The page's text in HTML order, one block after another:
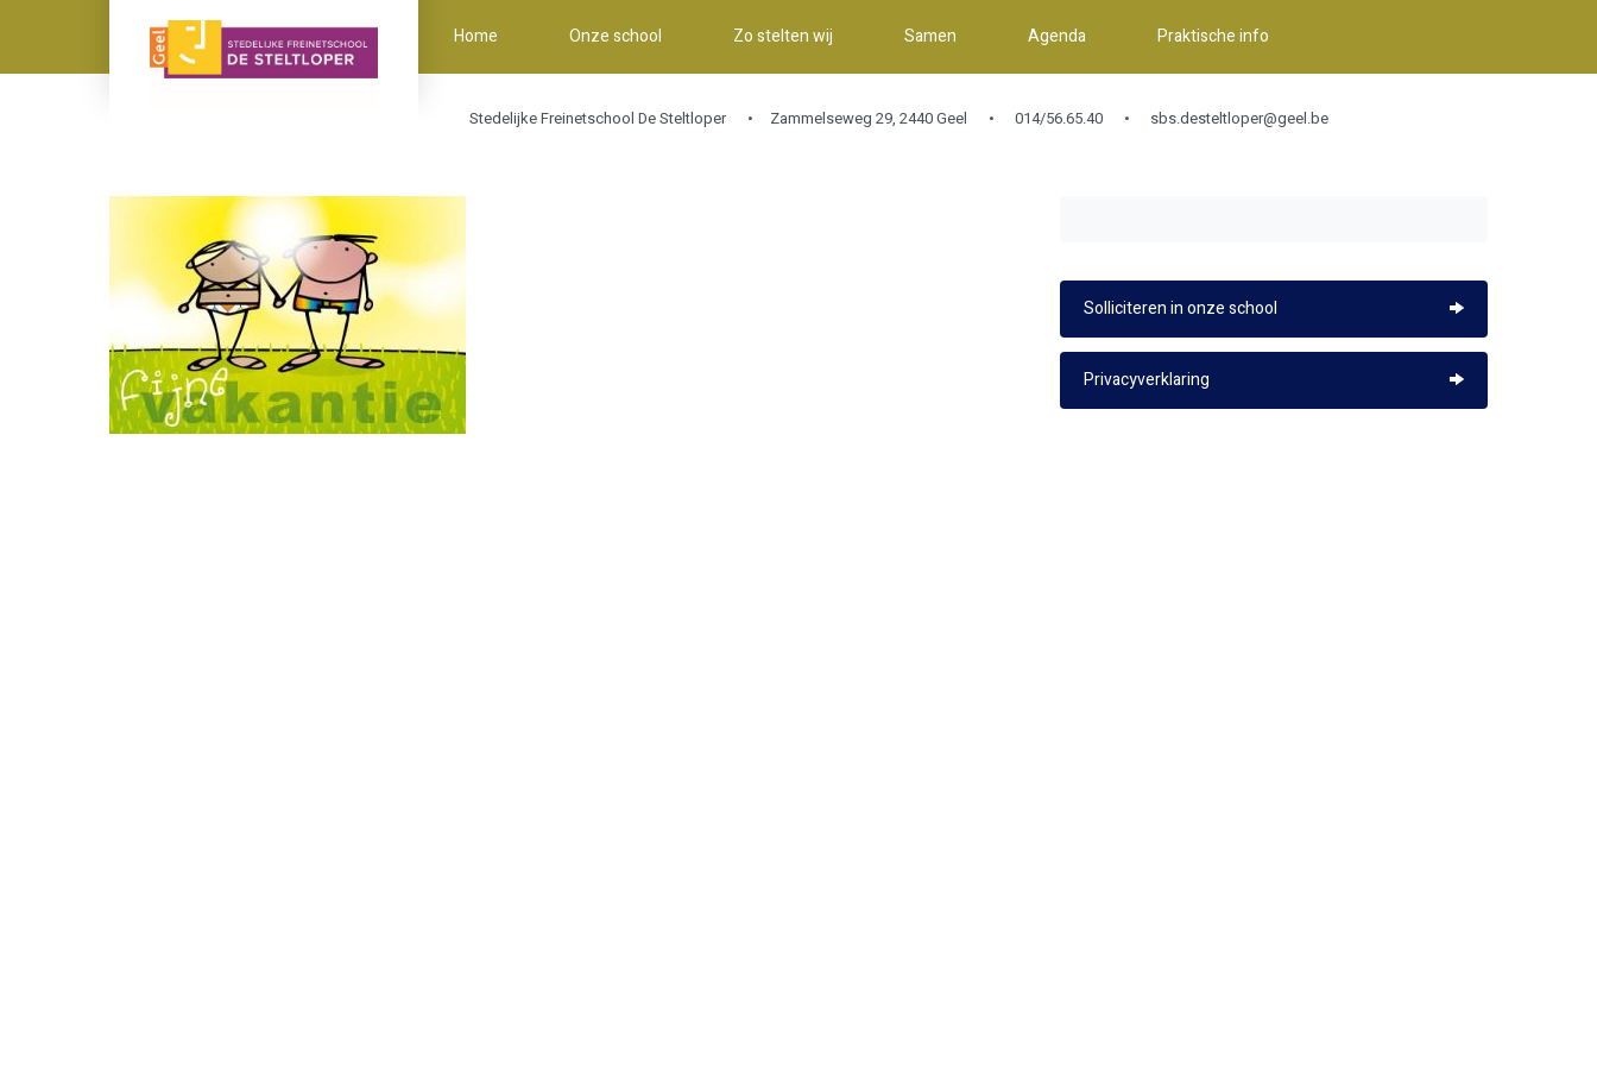
Home Onze school Zo stelten wij Samen Agenda Praktische info
Stedelijke Freinetschool De Steltloper Zammelseweg 29, 2440 Geel 014/56.65.40 sbs.desteltloper@geel.be
Solliciteren in onze school
Privacyverklaring